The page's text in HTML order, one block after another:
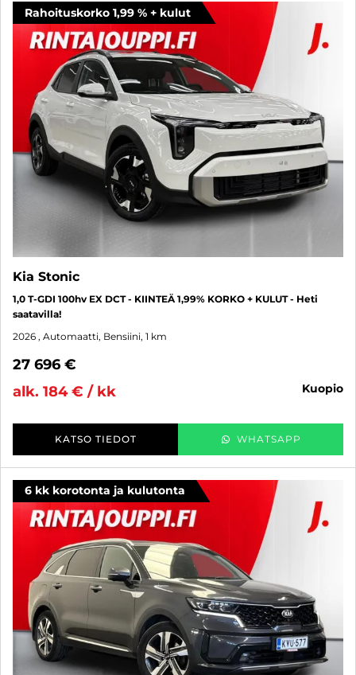
Rahoituskorko 1,99 % + kulut
Kia Stonic
1,0 T-GDI 100hv EX DCT - KIINTEÄ 1,99% KORKO + KULUT - Heti
saatavilla!
2026 , Automaatti, Bensiini, 1 km
27 696 €
alk. 184 € / kk
kuopio
KATSO TIEDOT WHATSAPP
6 kk korotonta ja kulutonta